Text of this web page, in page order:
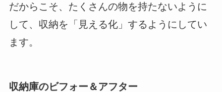
だからこそ、たくさんの物を持たないように
して、収納を「見える化」するようにしてい
ます。
収納庫のビフォー＆アフター